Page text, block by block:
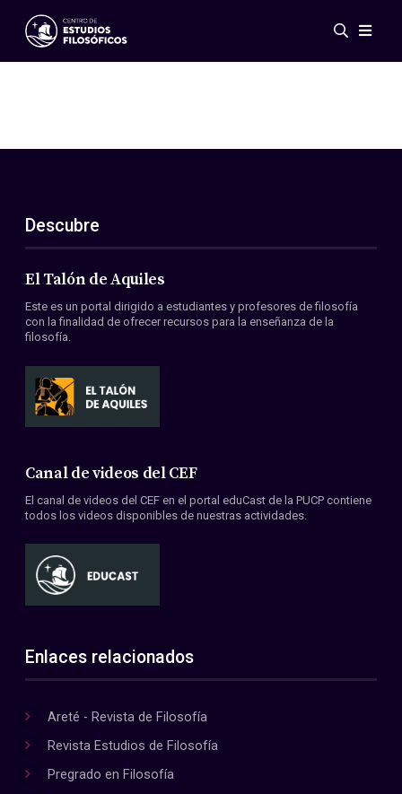
Eventos
ES
EN
Acerca de nosotros
Miembros
Convenios
Descubre
El Talón de Aquiles
Este es un portal dirigido a estudiantes y profesores de filosofía
con la finalidad de ofrecer recursos para la enseñanza de la
filosofía.
Canal de videos del CEF
El canal de videos del CEF en el portal eduCast de la PUCP contiene
todos los videos disponibles de nuestras actividades.
Enlaces relacionados
Areté - Revista de Filosofía
Revista Estudios de Filosofía
Pregrado en Filosofía